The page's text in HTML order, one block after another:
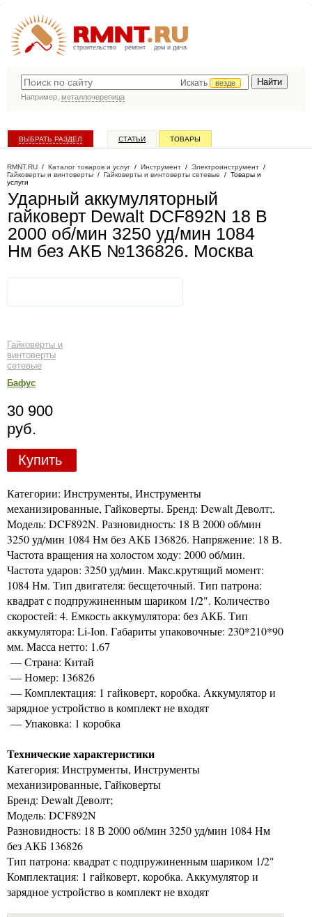
строительство ремонт дом и дача
Искать
везде
Например, металлочерепица
ВЫБРАТЬ РАЗДЕЛ СТАТЬИ ТОВАРЫ
RMNT.RU / Каталог товаров и услуг / Инструмент / Электроинструмент /
Гайковерты и винтоверты / Гайковерты и винтоверты сетевые / Товары и
услуги
Ударный аккумуляторный
гайковерт Dewalt DCF892N 18 В
2000 об/мин 3250 уд/мин 1084
Нм без АКБ №136826. Москва
Гайковерты и
винтоверты
сетевые
Бафус
30 900
руб.
Купить
Категории: Инструменты, Инструменты
механизированные, Гайковерты. Бренд: Dewalt Деволт;.
Модель: DCF892N. Разновидность: 18 В 2000 об/мин
3250 уд/мин 1084 Нм без АКБ 136826. Напряжение: 18 В.
Частота вращения на холостом ходу: 2000 об/мин.
Частота ударов: 3250 уд/мин. Макс.крутящий момент:
1084 Нм. Тип двигателя: бесщеточный. Тип патрона:
квадрат с подпружиненным шариком 1/2". Количество
скоростей: 4. Емкость аккумулятора: без АКБ. Тип
аккумулятора: Li-Ion. Габариты упаковочные: 230*210*90
мм. Масса нетто: 1.67
— Страна: Китай
— Номер: 136826
— Комплектация: 1 гайковерт, коробка. Аккумулятор и
зарядное устройство в комплект не входят
— Упаковка: 1 коробка
Технические характеристики
Категория: Инструменты, Инструменты
механизированные, Гайковерты
Бренд: Dewalt Деволт;
Модель: DCF892N
Разновидность: 18 В 2000 об/мин 3250 уд/мин 1084 Нм
без АКБ 136826
Тип патрона: квадрат с подпружиненным шариком 1/2"
Комплектация: 1 гайковерт, коробка. Аккумулятор и
зарядное устройство в комплект не входят